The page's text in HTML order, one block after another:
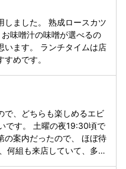
成ロースカツ
味噌汁の味噌が選べるの
タイムは店
めです。
で、どちらも楽しめるエビ
19:30頃で
の案内だったので、 ほぼ待
何組も来店していて、多少